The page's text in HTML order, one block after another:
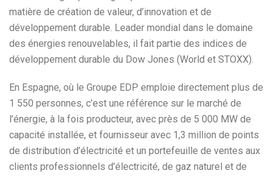
matière de création de valeur, d’innovation et de
développement durable. Leader mondial dans le domaine
des énergies renouvelables, il fait partie des indices de
développement durable du Dow Jones (World et STOXX).
En Espagne, où le Groupe EDP emploie directement plus de
1 550 personnes, c’est une référence sur le marché de
l’énergie, à la fois producteur, avec près de 5 000 MW de
capacité installée, et fournisseur avec 1,3 million de points
de distribution d’électricité et un portefeuille de ventes aux
clients professionnels d’électricité, de gaz naturel et de